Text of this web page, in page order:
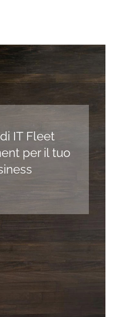
IT Fleet
per il tuo